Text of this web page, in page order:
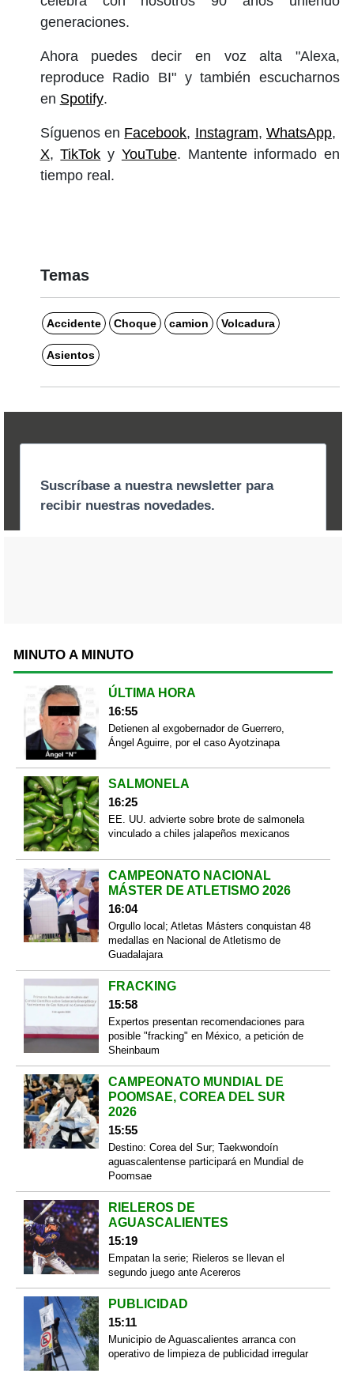
generaciones.
Ahora puedes decir en voz alta "Alexa,
reproduce Radio BI" y también escucharnos
en Spotify.
Síguenos en Facebook, Instagram,WhatsApp,
X,TikTok y YouTube. Mantente informado en
tiempo real.
Temas
Accidente Choque camion Volcadura
Asientos
MINUTO A MINUTO
ÚLTIMA HORA
16:55
Detienen al exgobernador de Guerrero,
Ángel Aguirre, por el caso Ayotzinapa
SALMONELA
16:25
EE. UU. advierte sobre brote de salmonela
vinculado a chiles jalapeños mexicanos
CAMPEONATO NACIONAL
MÁSTER DE ATLETISMO 2026
16:04
Orgullo local; Atletas Másters conquistan 48
medallas en Nacional de Atletismo de
Guadalajara
FRACKING
15:58
Expertos presentan recomendaciones para
posible "fracking" en México, a petición de
Sheinbaum
CAMPEONATO MUNDIAL DE
POOMSAE, COREA DEL SUR
2026
15:55
Destino: Corea del Sur; Taekwondoín
aguascalentense participará en Mundial de
Poomsae
RIELEROS DE
AGUASCALIENTES
15:19
Empatan la serie; Rieleros se llevan el
segundo juego ante Acereros
PUBLICIDAD
15:11
Municipio de Aguascalientes arranca con
operativo de limpieza de publicidad irregular